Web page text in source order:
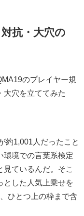
抗・大穴の
のプレイヤー規
大穴を立ててみた
約1,001人だったこと
環境での言葉系検定
見ているんだ。そこ
とした人気上乗せを
ひとつ上の枠まで含